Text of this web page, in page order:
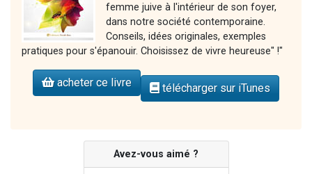
femme juive à l'intérieur de son foyer,
dans notre société contemporaine.
Conseils, idées originales, exemples
pratiques pour s'épanouir. Choisissez de vivre heureuse" !"
acheter ce livre télécharger sur iTunes
Avez-vous aimé ?